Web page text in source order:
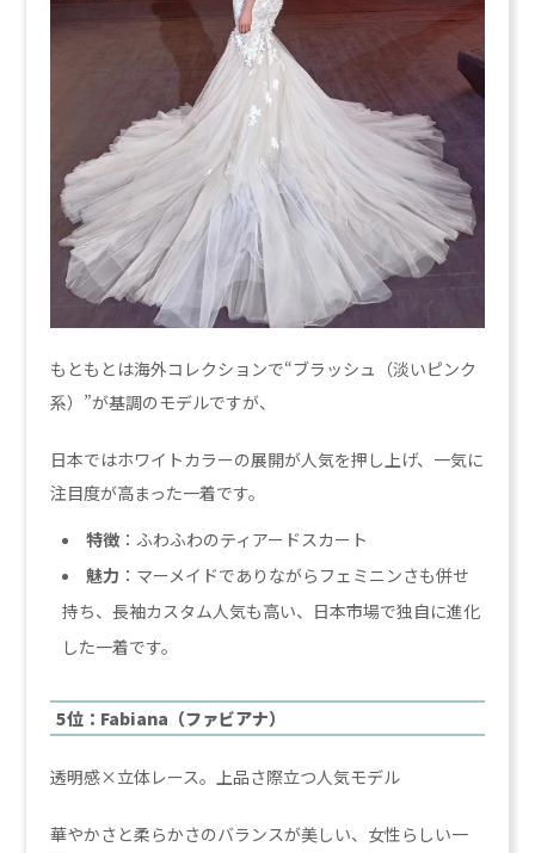
もともとは海外コレクションで“ブラッシュ（淡いピンク
系）”が基調のモデルですが、
日本ではホワイトカラーの展開が人気を押し上げ、一気に
注目度が高まった一着です。
特徴 ：ふわふわのティアードスカート
魅力 ：マーメイドでありながらフェミニンさも併せ
持ち、長袖カスタム人気も高い、日本市場で独自に進化
した一着です。
5位：Fabiana（ファビアナ）
透明感×立体レース。上品さ際立つ人気モデル
華やかさと柔らかさのバランスが美しい、女性らしい一